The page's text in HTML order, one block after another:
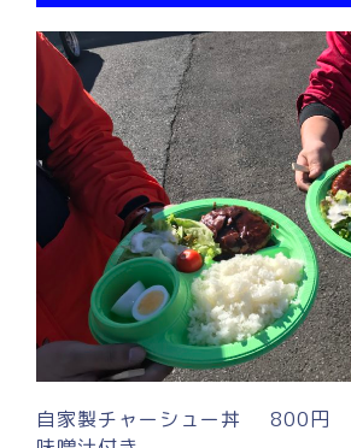
自家製チャーシュー丼
800円